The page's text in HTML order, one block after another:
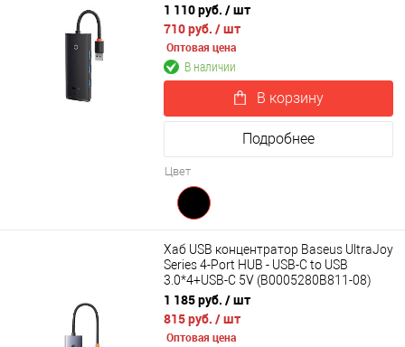
1 110 руб. / шт
710 руб. / шт
Оптовая цена
В наличии
В корзину
Подробнее
Цвет
Хаб USB концентратор Baseus UltraJoy
Series 4-Port HUB - USB-C to USB
3.0*4+USB-C 5V (B0005280B811-08)
1 185 руб. / шт
815 руб. / шт
Оптовая цена